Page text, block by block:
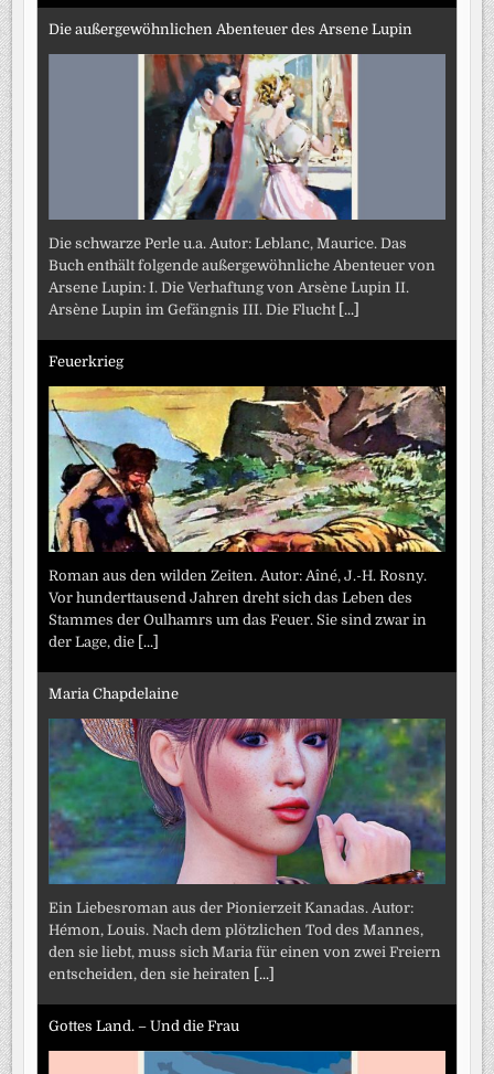
Die außergewöhnlichen Abenteuer des Arsene Lupin
Die schwarze Perle u.a. Autor: Leblanc, Maurice. Das
Buch enthält folgende außergewöhnliche Abenteuer von
Arsene Lupin: I. Die Verhaftung von Arsène Lupin II.
Arsène Lupin im Gefängnis III. Die Flucht [...]
Feuerkrieg
Roman aus den wilden Zeiten. Autor: Aîné, J.-H. Rosny.
Vor hunderttausend Jahren dreht sich das Leben des
Stammes der Oulhamrs um das Feuer. Sie sind zwar in
der Lage, die [...]
Maria Chapdelaine
Ein Liebesroman aus der Pionierzeit Kanadas. Autor:
Hémon, Louis. Nach dem plötzlichen Tod des Mannes,
den sie liebt, muss sich Maria für einen von zwei Freiern
entscheiden, den sie heiraten [...]
Gottes Land. – Und die Frau